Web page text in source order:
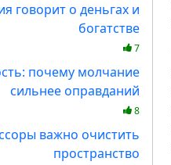
говорит о деньгах и
богатстве
7
почему молчание
сильнее оправданий
8
важно очистить
пространство